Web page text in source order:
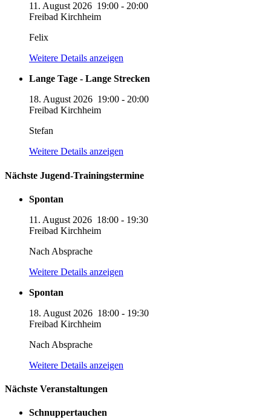
11. August 2026 19:00 - 20:00
Freibad Kirchheim
Felix
Weitere Details anzeigen
Lange Tage - Lange Strecken
18. August 2026 19:00 - 20:00
Freibad Kirchheim
Stefan
Weitere Details anzeigen
Nächste Jugend-Trainingstermine
Spontan
11. August 2026 18:00 - 19:30
Freibad Kirchheim
Nach Absprache
Weitere Details anzeigen
Spontan
18. August 2026 18:00 - 19:30
Freibad Kirchheim
Nach Absprache
Weitere Details anzeigen
Nächste Veranstaltungen
Schnuppertauchen